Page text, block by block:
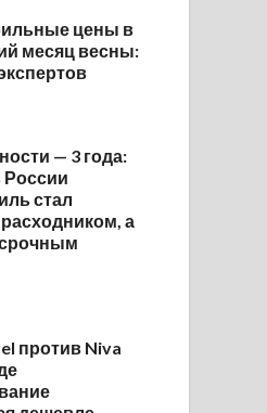
цены в
месяц весны:
— 3 года:
России
стал
а
против Niva